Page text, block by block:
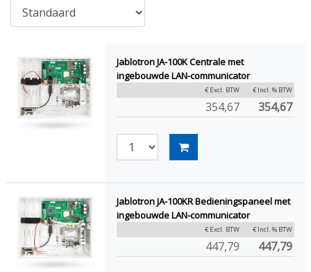
Jablotron JA-100K Centrale met
ingebouwde LAN-communicator
€ Excl. BTW € Incl. % BTW
354,67 354,67
Jablotron JA-100KR Bedieningspaneel met
ingebouwde LAN-communicator
€ Excl. BTW € Incl. % BTW
447,79 447,79